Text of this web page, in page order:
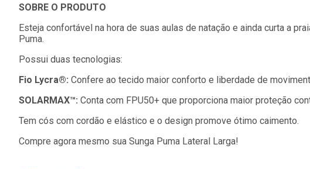
SOBRE O PRODUTO
Esteja confortável na hora de suas aulas de natação e ainda curta a
Puma.
Possui duas tecnologias:
Fio Lycra®: Confere ao tecido maior conforto e liberdade de
SOLARMAX™: Conta com FPU50+ que proporciona maior proteção
Tem cós com cordão e elástico e o design promove ótimo caimento.
Compre agora mesmo sua Sunga Puma Lateral Larga!